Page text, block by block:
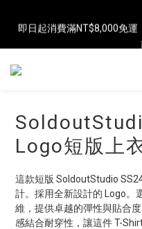
全店單筆消費滿NT$2,500
即日起消費滿NT$8,000免
Logo短版上
這款短版 SoldoutStudio
計。採用全新設計的 Logo。
維，提供卓越的彈性與貼合
感結合耐穿性，讓這件 T-